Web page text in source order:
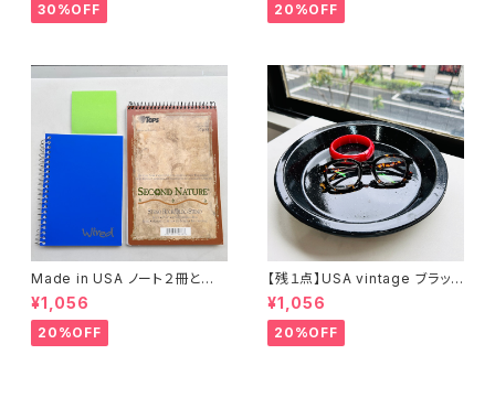
30%OFF 20%OFF
Made in USA ノート２冊とお
まけ
¥1,056
20%OFF
【残１点】USA vintage ブラック
琺瑯プレート
¥1,056
20%OFF